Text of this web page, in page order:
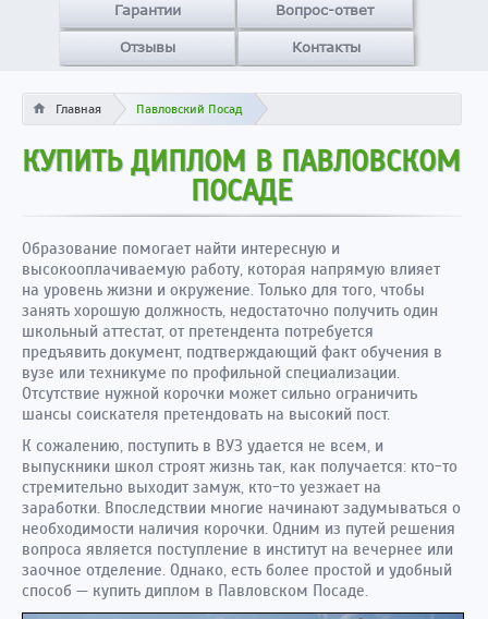
Гарантии Вопрос-ответ
Отзывы Контакты
Главная Павловский Посад
КУПИТЬ ДИПЛОМ В ПАВЛОВСКОМ
ПОСАДЕ
Образование помогает найти интересную и
высокооплачиваемую работу, которая напрямую влияет
на уровень жизни и окружение. Только для того, чтобы
занять хорошую должность, недостаточно получить один
школьный аттестат, от претендента потребуется
предъявить документ, подтверждающий факт обучения в
вузе или техникуме по профильной специализации.
Отсутствие нужной корочки может сильно ограничить
шансы соискателя претендовать на высокий пост.
К сожалению, поступить в ВУЗ удается не всем, и
выпускники школ строят жизнь так, как получается: кто-то
стремительно выходит замуж, кто-то уезжает на
заработки. Впоследствии многие начинают задумываться о
необходимости наличия корочки. Одним из путей решения
вопроса является поступление в институт на вечернее или
заочное отделение. Однако, есть более простой и удобный
способ — купить диплом в Павловском Посаде.